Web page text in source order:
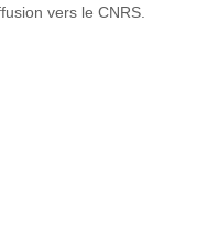
vers le CNRS.